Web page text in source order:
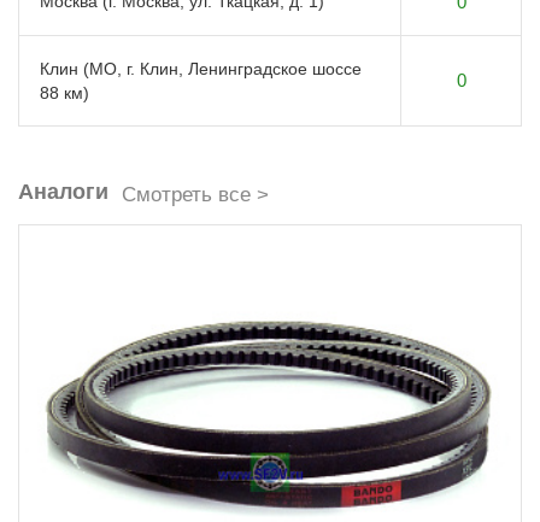
Клин (МО, г. Клин, Ленинградское шоссе
88 км)
0
Аналоги Смотреть все >